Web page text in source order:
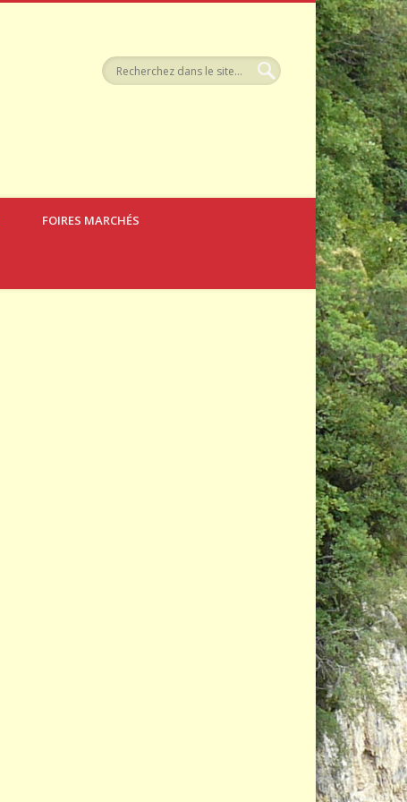
FOIRES MARCHÉS